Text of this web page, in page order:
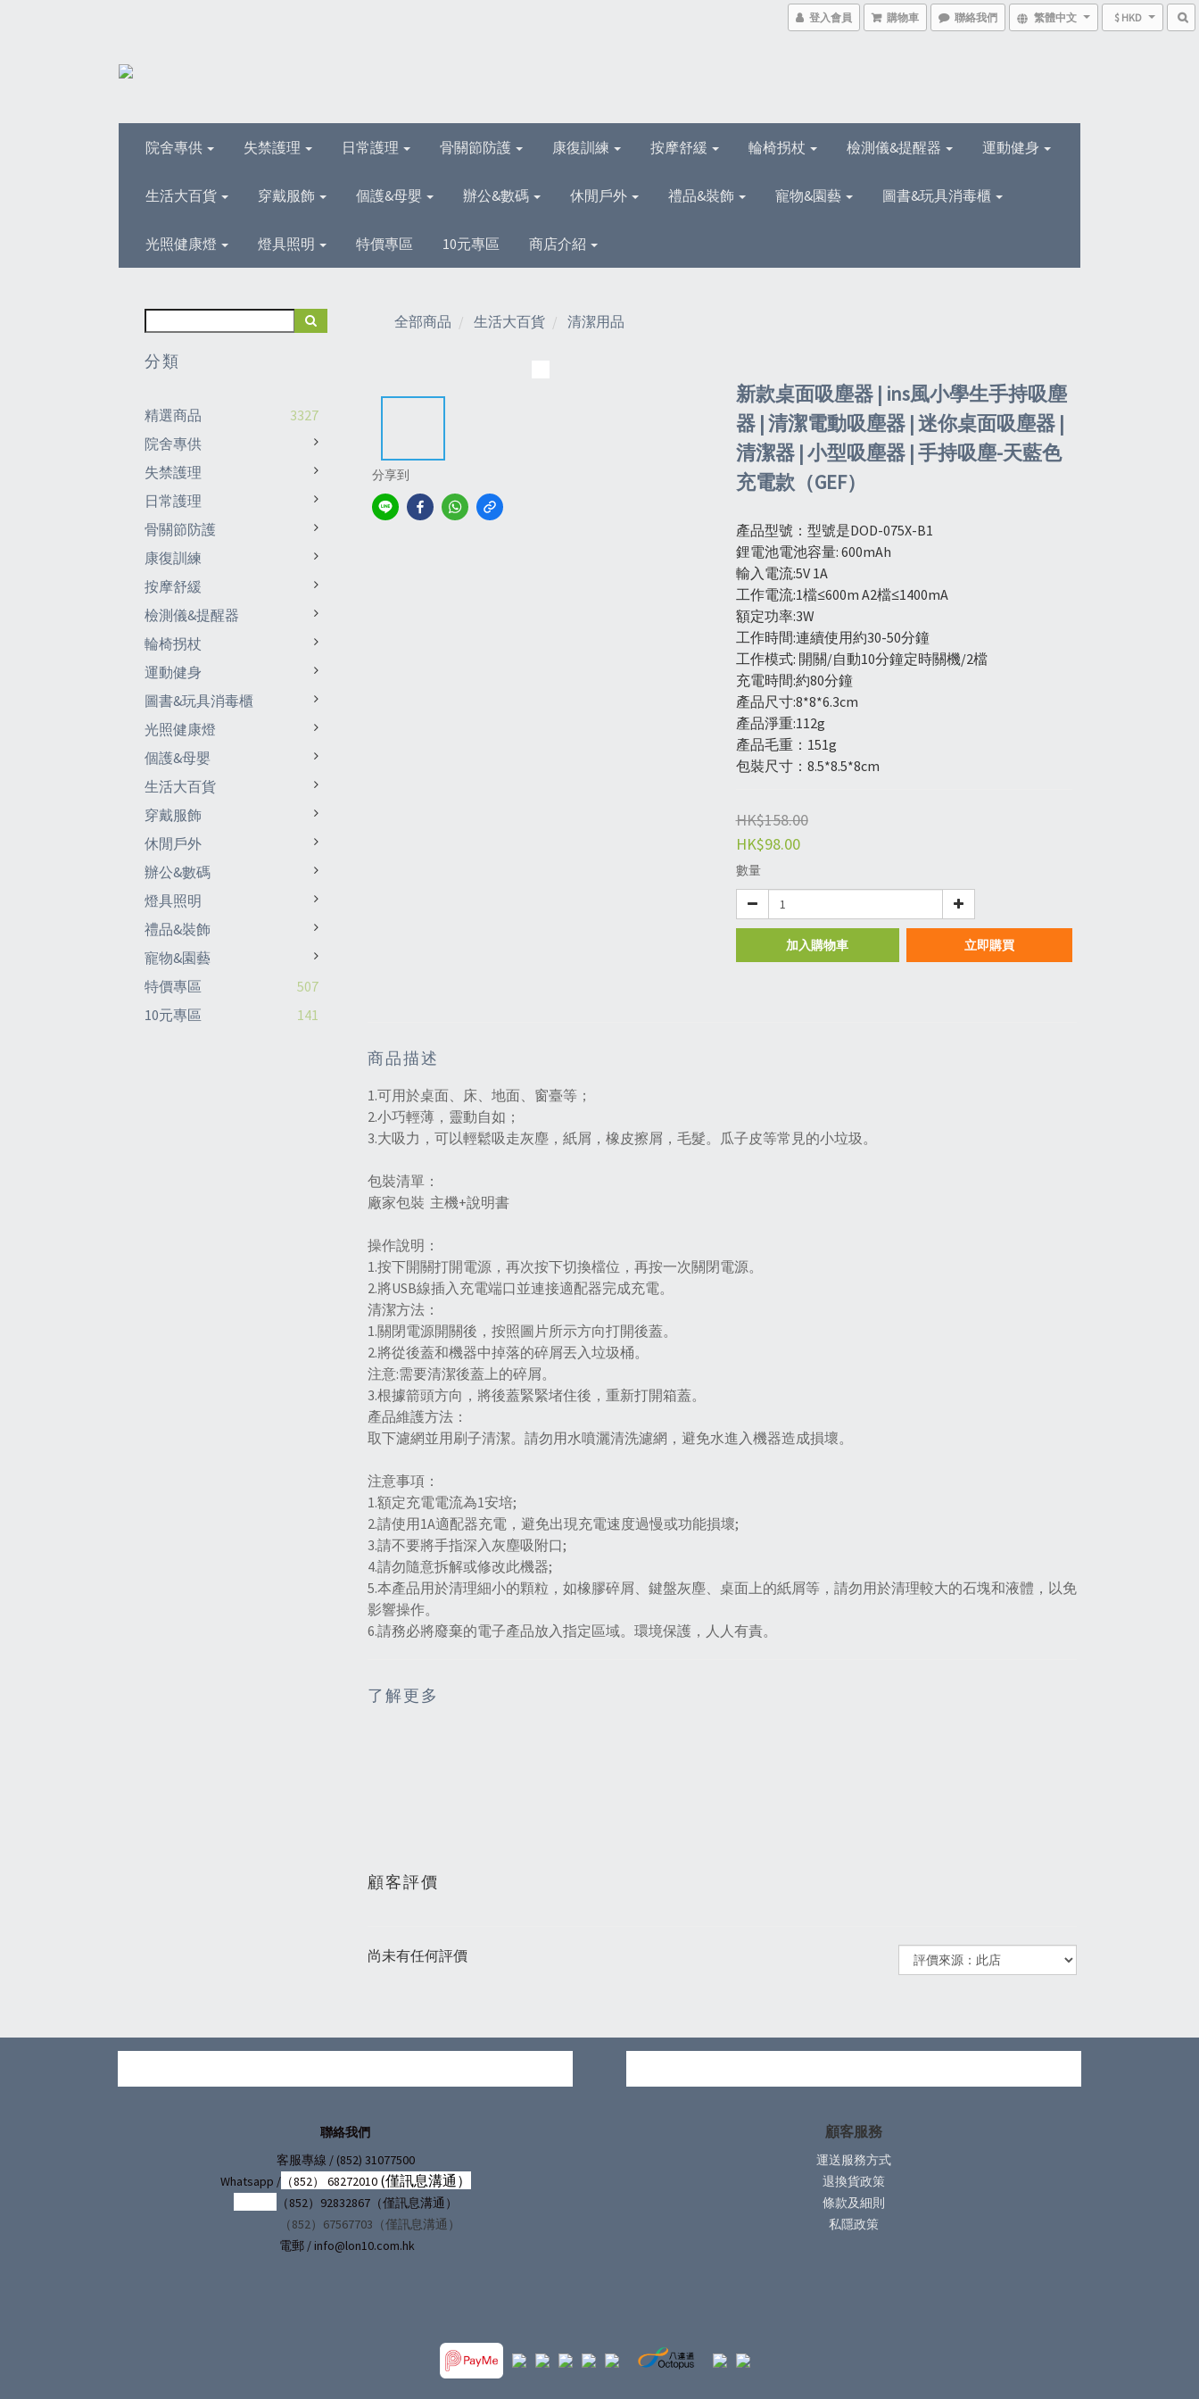
登入會員 購物車 聯絡我們 繁體中文 $ HKD
院舍專供 失禁護理 日常護理 骨關節防護 康復訓練 按摩舒緩 輪椅拐杖 檢測儀&提醒器 運動健身
生活大百貨 穿戴服飾 個護&母嬰 辦公&數碼 休閒戶外 禮品&裝飾 寵物&園藝 圖書&玩具消毒櫃
光照健康燈 燈具照明 特價專區 10元專區 商店介紹
分類
精選商品
3327
院舍專供
失禁護理
日常護理
骨關節防護
康復訓練
按摩舒緩
檢測儀&提醒器
輪椅拐杖
運動健身
圖書&玩具消毒櫃
光照健康燈
個護&母嬰
生活大百貨
穿戴服飾
休閒戶外
辦公&數碼
燈具照明
禮品&裝飾
寵物&園藝
特價專區
507
10元專區
141
全部商品 生活大百貨 清潔用品
分享到
新款桌面吸塵器 | ins風小學生手持吸塵
器 | 清潔電動吸塵器 | 迷你桌面吸塵器 |
清潔器 | 小型吸塵器 | 手持吸塵-天藍色
充電款（GEF）
產品型號：型號是DOD-075X-B1
鋰電池電池容量: 600mAh
輸入電流:5V 1A
工作電流:1檔≤600m A2檔≤1400mA
額定功率:3W
工作時間:連續使用約30-50分鐘
工作模式: 開關/自動10分鐘定時關機/2檔
充電時間:約80分鐘
產品尺寸:8*8*6.3cm
產品淨重:112g
產品毛重：151g
包裝尺寸：8.5*8.5*8cm
HK$158.00
HK$98.00
數量
加入購物車 立即購買
商品描述
1.可用於桌面、床、地面、窗臺等；
2.小巧輕薄，靈動自如；
3.大吸力，可以輕鬆吸走灰塵，紙屑，橡皮擦屑，毛髮。瓜子皮等常見的小垃圾。
包裝清單：
廠家包裝 主機+說明書
操作說明：
1.按下開關打開電源，再次按下切換檔位，再按一次關閉電源。
2.將USB線插入充電端口並連接適配器完成充電。
清潔方法：
1.關閉電源開關後，按照圖片所示方向打開後蓋。
2.將從後蓋和機器中掉落的碎屑丟入垃圾桶。
注意:需要清潔後蓋上的碎屑。
3.根據箭頭方向，將後蓋緊緊堵住後，重新打開箱蓋。
產品維護方法：
取下濾網並用刷子清潔。請勿用水噴灑清洗濾網，避免水進入機器造成損壞。
注意事項：
1.額定充電電流為1安培;
2.請使用1A適配器充電，避免出現充電速度過慢或功能損壞;
3.請不要將手指深入灰塵吸附口;
4.請勿隨意拆解或修改此機器;
5.本產品用於清理細小的顆粒，如橡膠碎屑、鍵盤灰塵、桌面上的紙屑等，請勿用於清理較大的石塊和液體，以免
影響操作。
6.請務必將廢棄的電子產品放入指定區域。環境保護，人人有責。
了解更多
顧客評價
尚未有任何評價
聯絡我們
客服專線 / (852) 31077500
Whatsapp /（852） 68272010 (僅訊息溝通）
（852）92832867（僅訊息溝通）
（852）67567703（僅訊息溝通）
電郵 / info@lon10.com.hk
顧客服務
運送服務方式
退換貨政策
條款及細則
私隱政策